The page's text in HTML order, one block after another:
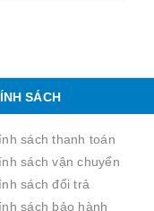
SÁCH
sách thanh toán
sách vận chuyển
sách đổi trả
sách bảo hành